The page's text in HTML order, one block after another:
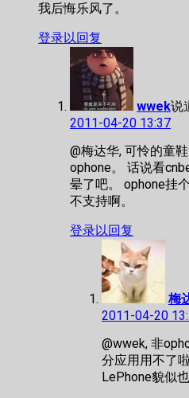
我后悔乐风了。
登录以回复
wwek说
2011-04-20 13:37
@梅达华, 可怜的童
ophone。 话说看
晕了吧。 ophone挂
不支持啊。
登录以回复
梅
2011-04-20
@wwek, 非
分应用用不了
LePhone貌似